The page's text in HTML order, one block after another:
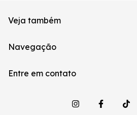
Veja também
Navegação
Entre em contato